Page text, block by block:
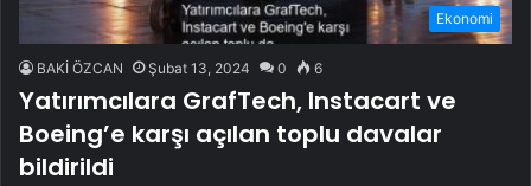
Ekonomi
BAKİ ÖZCAN Şubat 13, 2024 0 6
Yatırımcılara GrafTech, Instacart ve
Boeing’e karşı açılan toplu davalar
bildirildi